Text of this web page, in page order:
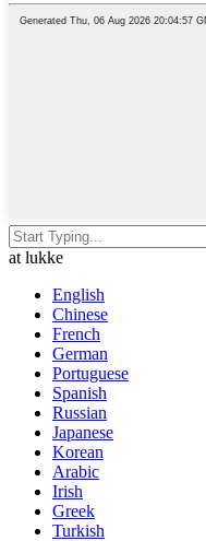
at lukke
English
Chinese
French
German
Portuguese
Spanish
Russian
Japanese
Korean
Arabic
Irish
Greek
Turkish